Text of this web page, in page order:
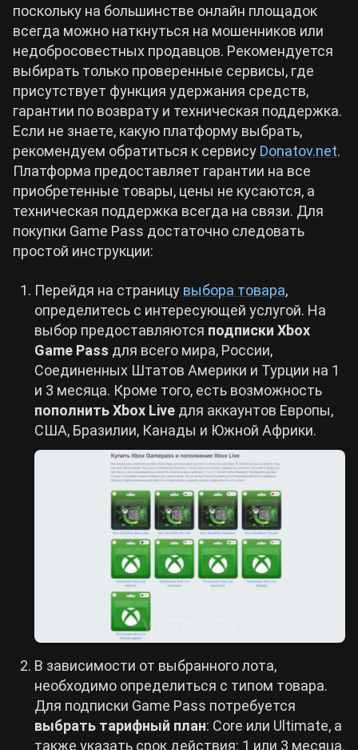
поскольку на большинстве онлайн площадок
всегда можно наткнуться на мошенников или
недобросовестных продавцов. Рекомендуется
выбирать только проверенные сервисы, где
присутствует функция удержания средств,
гарантии по возврату и техническая поддержка.
Если не знаете, какую платформу выбрать,
рекомендуем обратиться к сервису Donatov.net.
Платформа предоставляет гарантии на все
приобретенные товары, цены не кусаются, а
техническая поддержка всегда на связи. Для
покупки Game Pass достаточно следовать
простой инструкции:
Перейдя на страницу выбора товара,
определитесь с интересующей услугой. На
выбор предоставляются подписки Xbox
Game Pass для всего мира, России,
Соединенных Штатов Америки и Турции на 1
и 3 месяца. Кроме того, есть возможность
пополнить Xbox Live для аккаунтов Европы,
США, Бразилии, Канады и Южной Африки.
В зависимости от выбранного лота,
необходимо определиться с типом товара.
Для подписки Game Pass потребуется
выбрать тарифный план: Core или Ultimate, а
также указать срок действия: 1 или 3 месяца.